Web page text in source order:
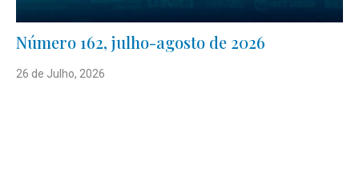
Número 162, julho-agosto de 2026
26 de Julho, 2026